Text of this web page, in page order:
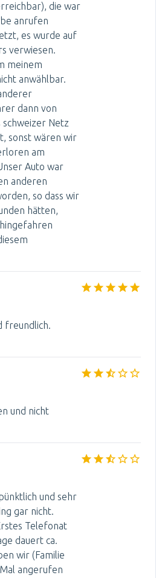
die war
anrufen
es wurde auf
verwiesen.
meinem
anwählbar.
dann von
schweizer Netz
sonst wären wir
am
Auto war
anderen
so dass wir
hätten,
freundlich.
und nicht
und sehr
gar nicht.
Telefonat
dauert ca.
wir (Familie
angerufen